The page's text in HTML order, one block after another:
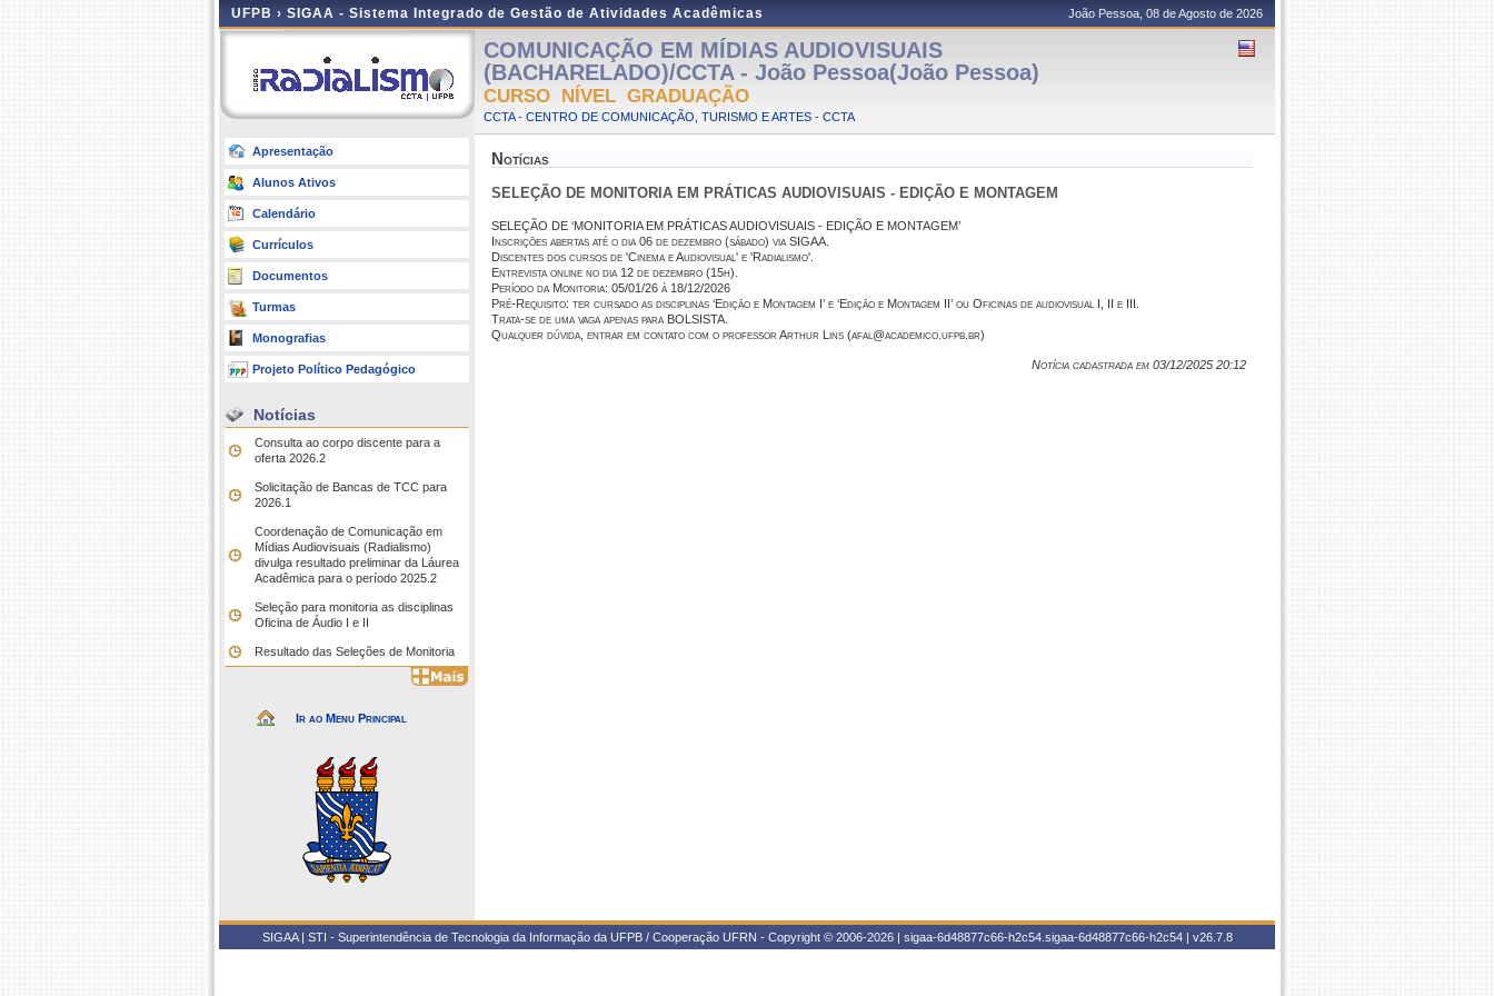
UFPB › SIGAA - Sistema Integrado de Gestão de Atividades Acadêmicas João Pessoa, 08 de Agosto de 2026
Apresentação
Alunos Ativos
Calendário
Currículos
Documentos
Turmas
Monografias
Projeto Político Pedagógico
Notícias
Consulta ao corpo discente para a
oferta 2026.2
Solicitação de Bancas de TCC para
2026.1
Coordenação de Comunicação em
Mídias Audiovisuais (Radialismo)
divulga resultado preliminar da Láurea
Acadêmica para o período 2025.2
Seleção para monitoria as disciplinas
Oficina de Áudio I e II
Resultado das Seleções de Monitoria
Ir ao Menu Principal
COMUNICAÇÃO EM MÍDIAS AUDIOVISUAIS
(BACHARELADO)/CCTA - João Pessoa(João Pessoa)
CURSO NÍVEL GRADUAÇÃO
CCTA - CENTRO DE COMUNICAÇÃO, TURISMO E ARTES - CCTA
Notícias
SELEÇÃO DE MONITORIA EM PRÁTICAS AUDIOVISUAIS - EDIÇÃO E MONTAGEM
SELEÇÃO DE ‘MONITORIA EM PRÁTICAS AUDIOVISUAIS - EDIÇÃO E MONTAGEM’
Inscrições abertas até o dia 06 de dezembro (sábado) via SIGAA.
Discentes dos cursos de 'Cinema e Audiovisual' e 'Radialismo'.
Entrevista online no dia 12 de dezembro (15h).
Período da Monitoria: 05/01/26 à 18/12/2026
Pré-Requisito: ter cursado as disciplinas ‘Edição e Montagem I’ e ‘Edição e Montagem II’ ou Oficinas de audiovisual I, II e III.
Trata-se de uma vaga apenas para BOLSISTA.
Qualquer dúvida, entrar em contato com o professor Arthur Lins (afal@academico.ufpb.br)
Notícia cadastrada em 03/12/2025 20:12
SIGAA | STI - Superintendência de Tecnologia da Informação da UFPB / Cooperação UFRN - Copyright © 2006-2026 | sigaa-6d48877c66-h2c54.sigaa-6d48877c66-h2c54 | v26.7.8